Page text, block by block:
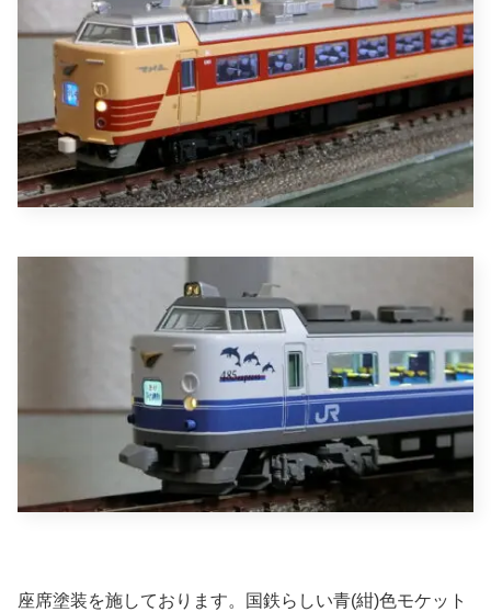
座席塗装を施しております。国鉄らしい青(紺)色モケット